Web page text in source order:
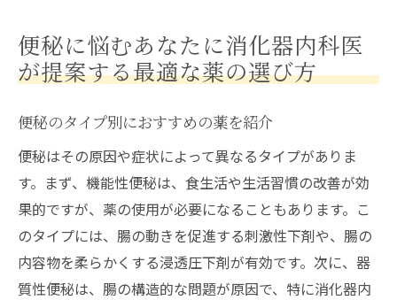
便秘に悩むあなたに消化器内科医
が提案する最適な薬の選び方
便秘のタイプ別におすすめの薬を紹介
便秘はその原因や症状によって異なるタイプがありま
す。まず、機能性便秘は、食生活や生活習慣の改善が効
果的ですが、薬の使用が必要になることもあります。こ
のタイプには、腸の動きを促進する刺激性下剤や、腸の
内容物を柔らかくする浸透圧下剤が有効です。次に、器
質性便秘は、腸の構造的な問題が原因で、特に消化器内